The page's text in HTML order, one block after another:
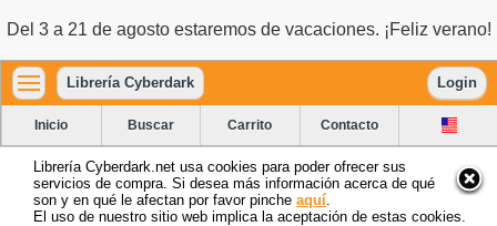
Del 3 a 21 de agosto estaremos de vacaciones. ¡Feliz verano!
Librería Cyberdark Login
Inicio Buscar Carrito Contacto
Librería Cyberdark.net usa cookies para poder ofrecer sus
servicios de compra. Si desea más información acerca de qué
son y en qué le afectan por favor pinche aquí
El uso de nuestro sitio web implica la aceptación de estas cookies.